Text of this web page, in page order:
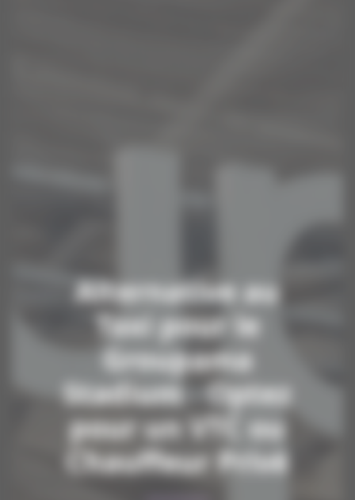
Alternative au
Taxi pour le
Groupama
Stadium - Optez
pour un VTC ou
Chauffeur Privé